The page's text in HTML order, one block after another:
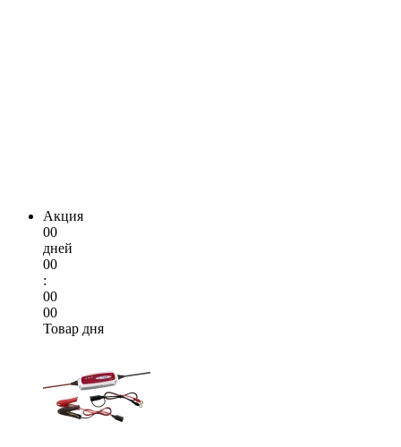
Акция
00
дней
00
:
00
00
Товар дня